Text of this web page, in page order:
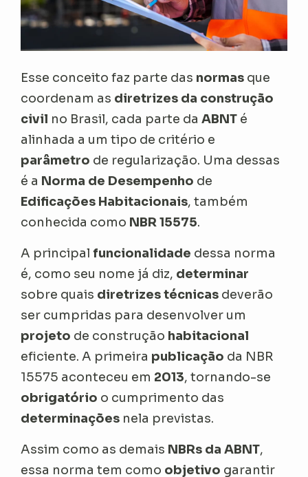
Esse conceito faz parte das normas que
coordenam as diretrizes da construção
civil no Brasil, cada parte da ABNT é
alinhada a um tipo de critério e
parâmetro de regularização. Uma dessas
é a Norma de Desempenho de
Edificações Habitacionais, também
conhecida como NBR 15575.
A principalfuncionalidade dessa norma
é, como seu nome já diz, determinar
sobre quais diretrizes técnicas deverão
ser cumpridas para desenvolver um
projeto de construção habitacional
eficiente. A primeira publicação da NBR
15575 aconteceu em 2013, tornando-se
obrigatório o cumprimento das
determinações nela previstas.
Assim como as demais NBRs da ABNT,
essa norma tem como objetivo garantir